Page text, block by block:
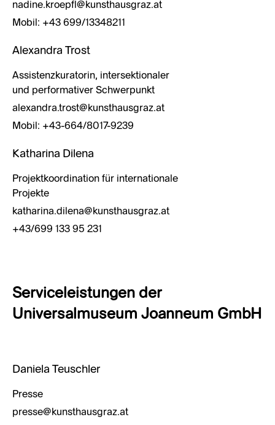
nadine.kroepfl@kunsthausgraz.at
Mobil: +43 699/13348211
Alexandra Trost
Assistenzkuratorin, intersektionaler
und performativer Schwerpunkt
alexandra.trost@kunsthausgraz.at
Mobil: +43-664/8017-9239
Katharina Dilena
Projektkoordination für internationale
Projekte
katharina.dilena@kunsthausgraz.at
+43/699 133 95 231
Serviceleistungen der
Universalmuseum Joanneum GmbH
Daniela Teuschler
Presse
presse@kunsthausgraz.at